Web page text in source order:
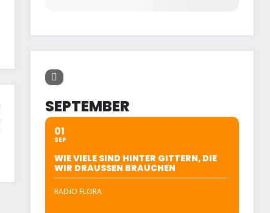
SEPTEMBER
01
SEP
WIE VIELE SIND HINTER GITTERN, DIE
WIR DRAUSSEN BRAUCHEN
RADIO FLORA